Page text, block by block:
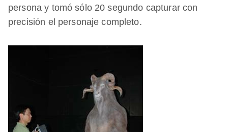
persona y tomó sólo 20 segundo capturar con
precisión el personaje completo.